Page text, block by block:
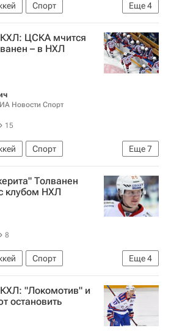
Радулов
Еще4
Спорт
лига (НХЛ)
ЦСКА мчится
– в НХЛ
Новости Спорт
15
Еще7
Спорт
2025-2026
Йокерит
Карри Рямё
Толванен
клубом НХЛ
8
Еще4
Спорт
лига (НХЛ)
"Локомотив" и
остановить